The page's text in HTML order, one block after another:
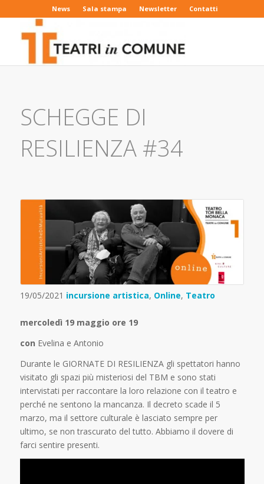
News Sala stampa Newsletter Contatti
SCHEGGE DI
RESILIENZA #34
19/05/2021 incursione artistica, Online, Teatro
mercoledì 19 maggio ore 19
con Evelina e Antonio
Durante le GIORNATE DI RESILIENZA gli spettatori hanno
visitato gli spazi più misteriosi del TBM e sono stati
intervistati per raccontare la loro relazione con il teatro e
perché ne sentono la mancanza. Il decreto scade il 5
marzo, ma il settore culturale è lasciato sempre per
ultimo, se non trascurato del tutto. Abbiamo il dovere di
farci sentire presenti.